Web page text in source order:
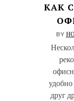
КАК
BY
удобно
друг